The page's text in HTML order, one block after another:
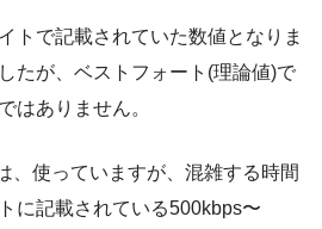
トで記載されていた数値となりま
たが、ベストフォート(理論値)で
はありません。
、使っていますが、混雑する時間
に記載されている500kbps〜